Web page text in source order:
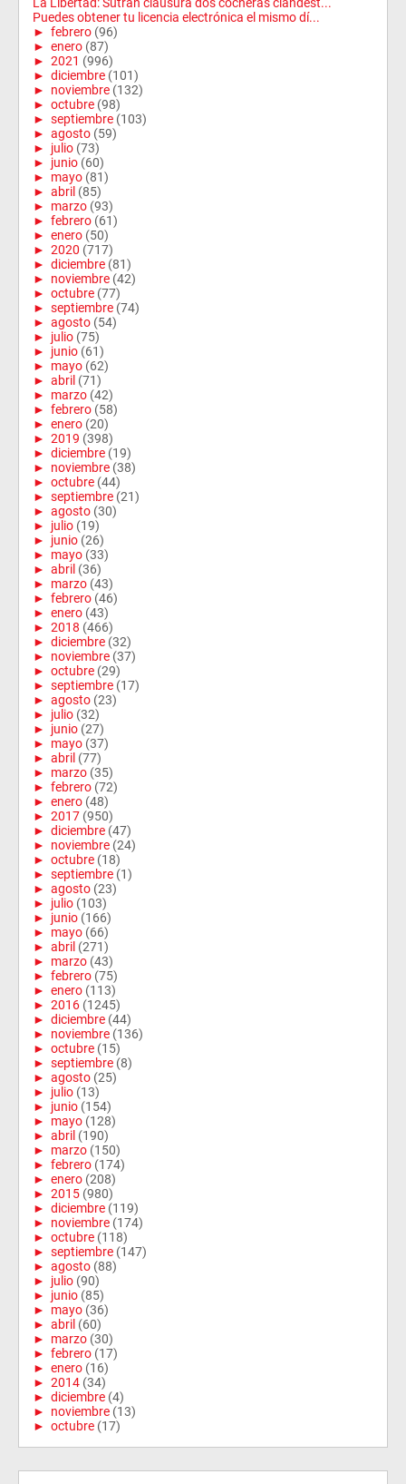
Puedes obtener tu licencia electrónica el mismo dí...
► febrero (96)
► enero (87)
► 2021 (996)
► diciembre (101)
► noviembre (132)
► octubre (98)
► septiembre (103)
► agosto (59)
► julio (73)
► junio (60)
► mayo (81)
► abril (85)
► marzo (93)
► febrero (61)
► enero (50)
► 2020 (717)
► diciembre (81)
► noviembre (42)
► octubre (77)
► septiembre (74)
► agosto (54)
► julio (75)
► junio (61)
► mayo (62)
► abril (71)
► marzo (42)
► febrero (58)
► enero (20)
► 2019 (398)
► diciembre (19)
► noviembre (38)
► octubre (44)
► septiembre (21)
► agosto (30)
► julio (19)
► junio (26)
► mayo (33)
► abril (36)
► marzo (43)
► febrero (46)
► enero (43)
► 2018 (466)
► diciembre (32)
► noviembre (37)
► octubre (29)
► septiembre (17)
► agosto (23)
► julio (32)
► junio (27)
► mayo (37)
► abril (77)
► marzo (35)
► febrero (72)
► enero (48)
► 2017 (950)
► diciembre (47)
► noviembre (24)
► octubre (18)
► septiembre (1)
► agosto (23)
► julio (103)
► junio (166)
► mayo (66)
► abril (271)
► marzo (43)
► febrero (75)
► enero (113)
► 2016 (1245)
► diciembre (44)
► noviembre (136)
► octubre (15)
► septiembre (8)
► agosto (25)
► julio (13)
► junio (154)
► mayo (128)
► abril (190)
► marzo (150)
► febrero (174)
► enero (208)
► 2015 (980)
► diciembre (119)
► noviembre (174)
► octubre (118)
► septiembre (147)
► agosto (88)
► julio (90)
► junio (85)
► mayo (36)
► abril (60)
► marzo (30)
► febrero (17)
► enero (16)
► 2014 (34)
► diciembre (4)
► noviembre (13)
► octubre (17)